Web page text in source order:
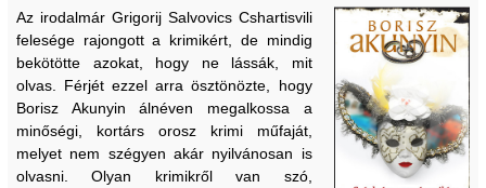
Az irodalmár Grigorij Salvovics Cshartisvili
felesége rajongott a krimikért, de mindig
bekötötte azokat, hogy ne lássák, mit
olvas. Férjét ezzel arra ösztönözte, hogy
Borisz Akunyin álnéven megalkossa a
minőségi, kortárs orosz krimi műfaját,
melyet nem szégyen akár nyilvánosan is
olvasni. Olyan krimikről van szó,